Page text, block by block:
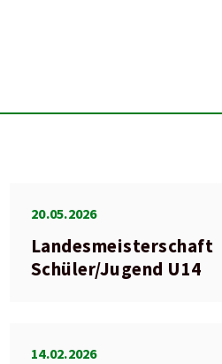
20.05.2026
Landesmeisterschaft
Schüler/Jugend U14
14.02.2026